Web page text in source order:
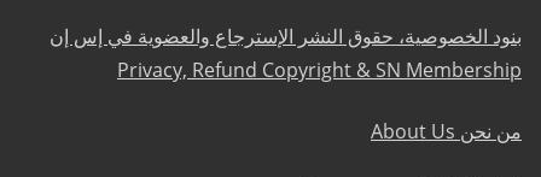
بنود الخصوصية، حقوق النشر الإسترجاع والعضوية في إس إن
Privacy, Refund Copyright & SN Membership
من نحن About Us